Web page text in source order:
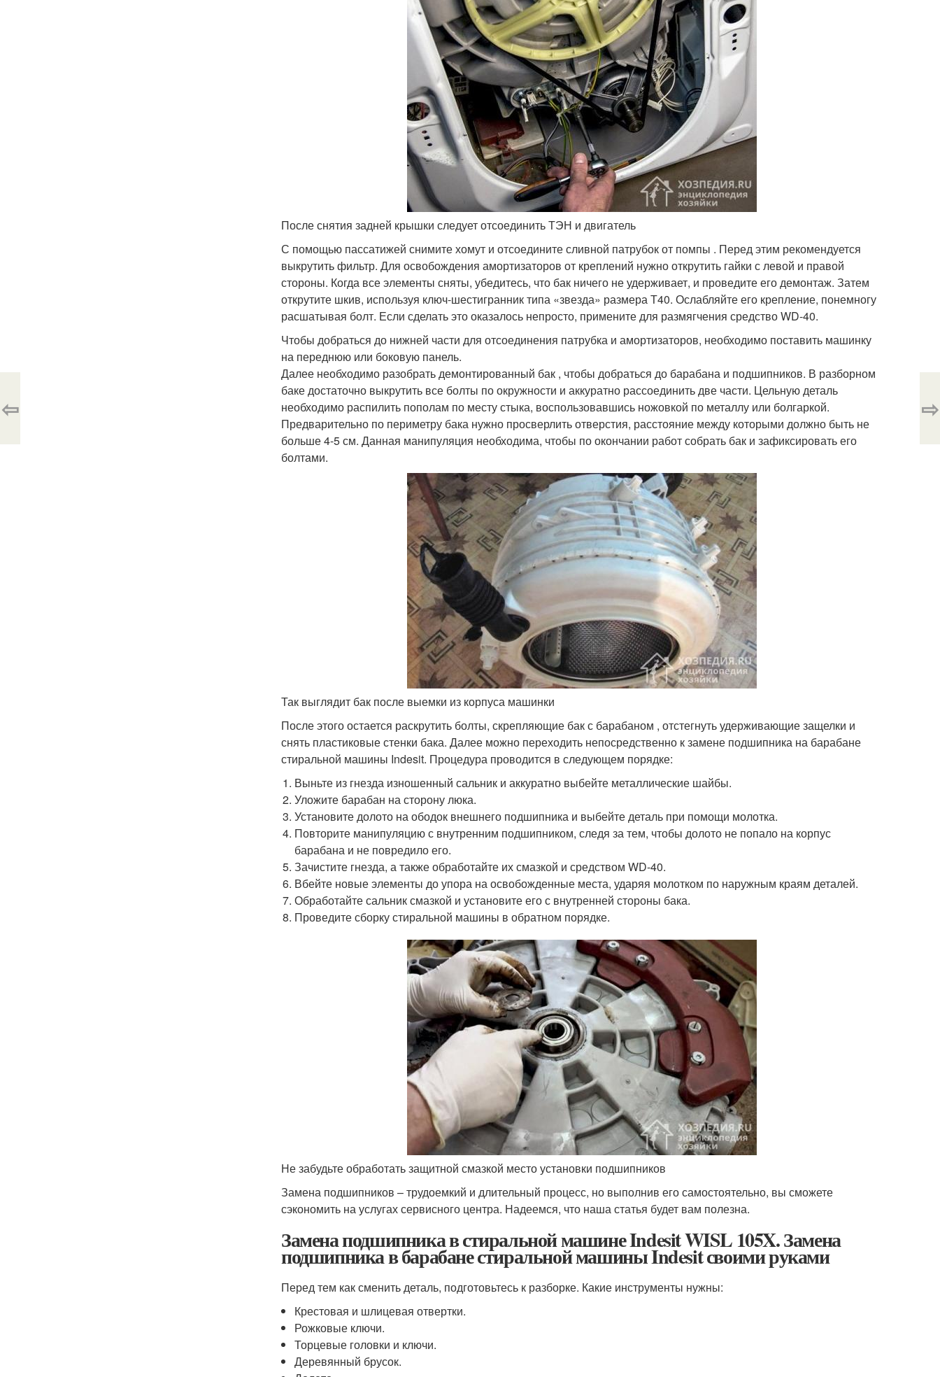
После снятия задней крышки следует отсоединить ТЭН и двигатель
С помощью пассатижей снимите хомут и отсоедините сливной патрубок от помпы . Перед этим рекомендуется
выкрутить фильтр. Для освобождения амортизаторов от креплений нужно открутить гайки с левой и правой
стороны. Когда все элементы сняты, убедитесь, что бак ничего не удерживает, и проведите его демонтаж. Затем
открутите шкив, используя ключ-шестигранник типа «звезда» размера Т40. Ослабляйте его крепление, понемногу
расшатывая болт. Если сделать это оказалось непросто, примените для размягчения средство WD-40.
Чтобы добраться до нижней части для отсоединения патрубка и амортизаторов, необходимо поставить машинку
на переднюю или боковую панель.
Далее необходимо разобрать демонтированный бак , чтобы добраться до барабана и подшипников. В разборном
баке достаточно выкрутить все болты по окружности и аккуратно рассоединить две части. Цельную деталь
необходимо распилить пополам по месту стыка, воспользовавшись ножовкой по металлу или болгаркой.
Предварительно по периметру бака нужно просверлить отверстия, расстояние между которыми должно быть не
больше 4-5 см. Данная манипуляция необходима, чтобы по окончании работ собрать бак и зафиксировать его
болтами.
Так выглядит бак после выемки из корпуса машинки
После этого остается раскрутить болты, скрепляющие бак с барабаном , отстегнуть удерживающие защелки и
снять пластиковые стенки бака. Далее можно переходить непосредственно к замене подшипника на барабане
стиральной машины Indesit. Процедура проводится в следующем порядке:
Выньте из гнезда изношенный сальник и аккуратно выбейте металлические шайбы.
Уложите барабан на сторону люка.
Установите долото на ободок внешнего подшипника и выбейте деталь при помощи молотка.
Повторите манипуляцию с внутренним подшипником, следя за тем, чтобы долото не попало на корпус
барабана и не повредило его.
Зачистите гнезда, а также обработайте их смазкой и средством WD-40.
Вбейте новые элементы до упора на освобожденные места, ударяя молотком по наружным краям деталей.
Обработайте сальник смазкой и установите его с внутренней стороны бака.
Проведите сборку стиральной машины в обратном порядке.
Не забудьте обработать защитной смазкой место установки подшипников
Замена подшипников – трудоемкий и длительный процесс, но выполнив его самостоятельно, вы сможете
сэкономить на услугах сервисного центра. Надеемся, что наша статья будет вам полезна.
Замена подшипника в стиральной машине Indesit WISL 105X. Замена
подшипника в барабане стиральной машины Indesit своими руками
Перед тем как сменить деталь, подготовьтесь к разборке. Какие инструменты нужны:
Крестовая и шлицевая отвертки.
Рожковые ключи.
Торцевые головки и ключи.
Деревянный брусок.
⇦ ⇨